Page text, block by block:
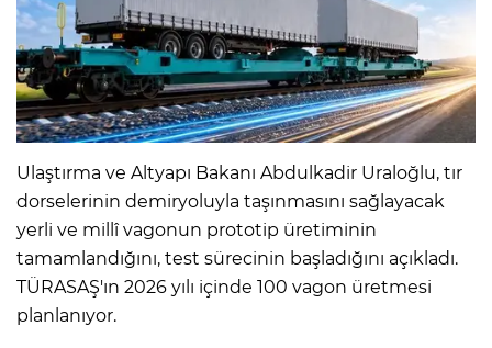
Ulaştırma ve Altyapı Bakanı Abdulkadir Uraloğlu, tır
dorselerinin demiryoluyla taşınmasını sağlayacak
yerli ve millî vagonun prototip üretiminin
tamamlandığını, test sürecinin başladığını açıkladı.
TÜRASAŞ'ın 2026 yılı içinde 100 vagon üretmesi
planlanıyor.